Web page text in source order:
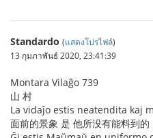
Standardo (แสดงโปรไฟล์)
13 กุมภาพันธ์ 2020, 23:41:39
Montara Vilaĝo 739
山 村
La vidaĵo estis neatendita kaj
面前的景象 是 他所没有能料到的